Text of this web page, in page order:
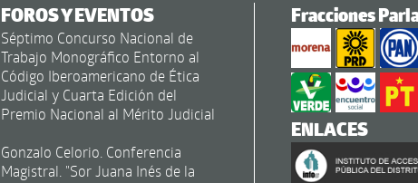
FOROS Y EVENTOS
Séptimo Concurso Nacional de
Trabajo Monográfico Entorno al
Código Iberoamericano de Ética
Judicial y Cuarta Edición del
Premio Nacional al Mérito Judicial
Gonzalo Celorio. Conferencia
Magistral. "Sor Juana Inés de la
Fracciones
ENLACES